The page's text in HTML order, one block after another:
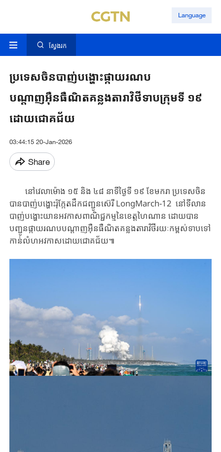
Language
ស្វែងរក
ប្រទេសចិនបាញ់បង្ហោះផ្កាយរណប
បណ្តាញអ៊ឺនធឺណិតគន្លងតារាវិថីទាបក្រុមទី ១៩
ដោយជោគជ័យ
03:44:15 20-Jan-2026
Share
​ នៅ​វេលាម៉ោង ១៥ និង​ ៤៨ នាទី​ថ្ងៃទី ១៩ ខែមករា ​ប្រទេសចិន​
បាន​បាញ់បង្ហោះ​​រ៉ុក្កែត​ដឹកជញ្ជូន​ស៊េរី ​LongMarch-12 ​នៅ​​ទីលាន
បាញ់បង្ហោះ​យានអវកាស​ពាណិជ្ជកម្ម​នៃ​ខេត្ត​ហៃណាន ​ដោយ​បាន​
បញ្ជូន​​​ផ្កាយរណប​បណ្តាញអ៊ឺនធឺណិត​​គន្លង​តារាវិថី​រយៈកម្ពស់​​ទាប​ទៅ​
កាន់​លំហ​អវកាស​ដោយ​ជោគជ័យ៕​